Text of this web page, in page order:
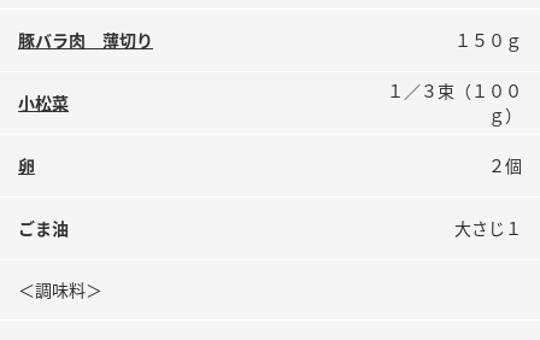
ミツカンのCM
豚バラ肉 薄切り １５０ｇ
小松菜
１／３束（１００
ｇ）
卵 ２個
ごま油 大さじ１
＜調味料＞